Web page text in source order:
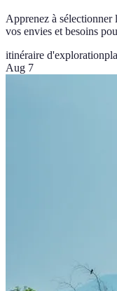
Apprenez à
vos envies et besoins
itinéraire d'exploration
Aug 7